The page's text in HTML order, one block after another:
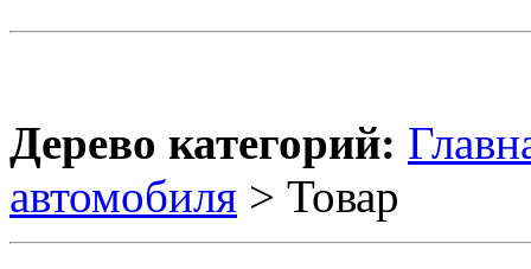
Дерево категорий:
автомобиля > Товар